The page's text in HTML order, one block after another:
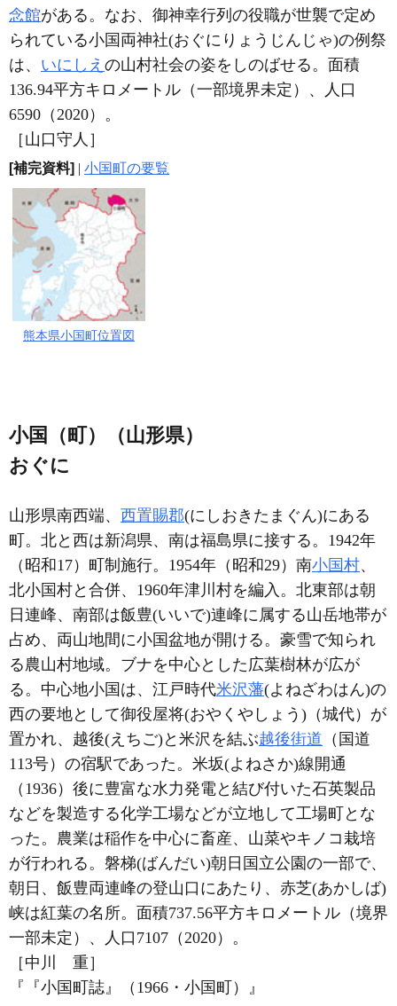
念館がある。なお、御神幸行列の役職が世襲で定め
られている小国両神社(おぐにりょうじんじゃ)の例祭
は、 いにしえ の山村社会の姿をしのばせる。面積
136.94平方キロメートル（一部境界未定）、人口
6590（2020）。
［山口守人］
[補完資料] | 小国町の要覧
熊本県小国町位置図
小国（町）（山形県）
おぐに
山形県南西端、 西置賜郡(にしおきたまぐん)にある
町。北と西は新潟県、南は福島県に接する。1942年
（昭和17）町制施行。1954年（昭和29）南小国村、
北小国村と合併、1960年津川村を編入。北東部は朝
日連峰、南部は飯豊(いいで)連峰に属する山岳地帯が
占め、両山地間に小国盆地が開ける。豪雪で知られ
る農山村地域。ブナを中心とした広葉樹林が広が
る。中心地小国は、江戸時代米沢藩(よねざわはん)の
西の要地として御役屋将(おやくやしょう)（城代）が
置かれ、越後(えちご)と米沢を結ぶ越後街道 （国道
113号）の宿駅であった。米坂(よねさか)線開通
（1936）後に豊富な水力発電と結び付いた石英製品
などを製造する化学工場などが立地して工場町とな
った。農業は稲作を中心に畜産、山菜やキノコ栽培
が行われる。磐梯(ばんだい)朝日国立公園の一部で、
朝日、飯豊両連峰の登山口にあたり、赤芝(あかしば)
峡は紅葉の名所。面積737.56平方キロメートル（境界
一部未定）、人口7107（2020）。
［中川 重］
『『小国町誌』（1966・小国町）』